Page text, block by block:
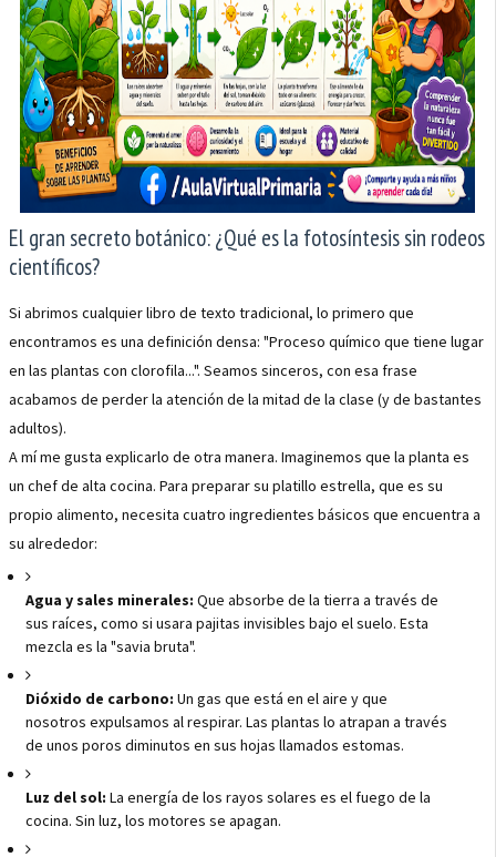
El gran secreto botánico: ¿Qué es la fotosíntesis sin rodeos
científicos?
Si abrimos cualquier libro de texto tradicional, lo primero que
encontramos es una definición densa: "Proceso químico que tiene lugar
en las plantas con clorofila...". Seamos sinceros, con esa frase
acabamos de perder la atención de la mitad de la clase (y de bastantes
adultos).
A mí me gusta explicarlo de otra manera. Imaginemos que la planta es
un chef de alta cocina. Para preparar su platillo estrella, que es su
propio alimento, necesita cuatro ingredientes básicos que encuentra a
su alrededor:
Agua y sales minerales: Que absorbe de la tierra a través de
sus raíces, como si usara pajitas invisibles bajo el suelo. Esta
mezcla es la "savia bruta".
Dióxido de carbono: Un gas que está en el aire y que
nosotros expulsamos al respirar. Las plantas lo atrapan a través
de unos poros diminutos en sus hojas llamados estomas.
Luz del sol: La energía de los rayos solares es el fuego de la
cocina. Sin luz, los motores se apagan.